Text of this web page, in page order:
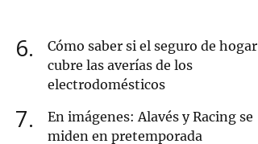
6
Cómo saber si el seguro de hogar
cubre las averías de los
electrodomésticos
7
En imágenes: Alavés y Racing se
miden en pretemporada